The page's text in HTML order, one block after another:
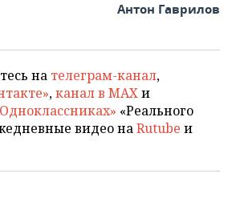
Антон Гаврилов
на телеграм-канал,
,канал в MAXи
«Реального
видео наRutube и